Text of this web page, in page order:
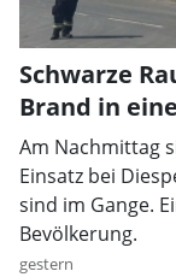
Schwarze
Brand in
Am Nachmittag
Einsatz bei
sind im Gange.
Bevölkerung.
gestern